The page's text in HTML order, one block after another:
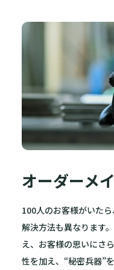
オーダーメ
100人のお客様がいた
解決方法も異なります
え、お客様の思いにさ
性を加え、“秘密兵器”